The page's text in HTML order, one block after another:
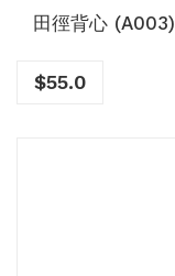
田徑背心 (A003)
$55.0